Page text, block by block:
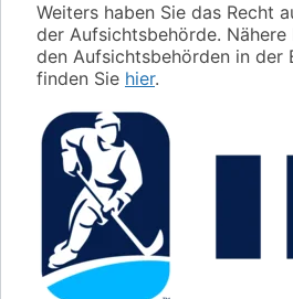
Weiters haben Sie das Recht
der Aufsichtsbehörde.
den Aufsichtsbehörden in der
finden Sie hier.